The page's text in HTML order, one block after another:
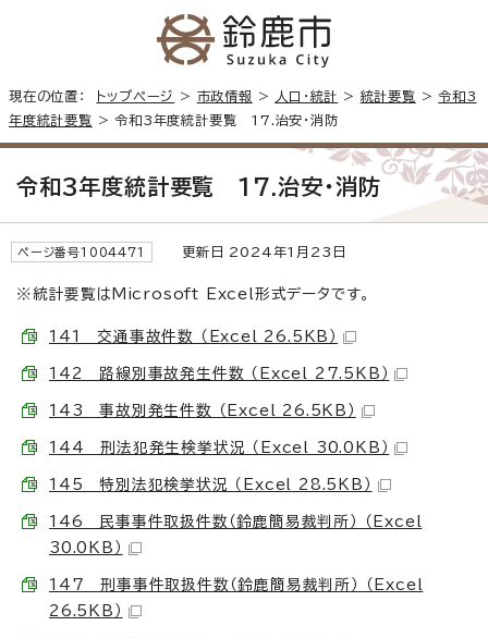
現在の位置： トップページ > 市政情報 > 人口・統計 > 統計要覧 >令和3
年度統計要覧 > 令和3年度統計要覧 17.治安・消防
令和3年度統計要覧 17.治安・消防
ページ番号1004471 更新日 2024年1月23日
※統計要覧はMicrosoft Excel形式データです。
141 交通事故件数 （Excel 26.5KB）
142 路線別事故発生件数 （Excel 27.5KB）
143 事故別発生件数 （Excel 26.5KB）
144 刑法犯発生検挙状況 （Excel 30.0KB）
145 特別法犯検挙状況 （Excel 28.5KB）
146 民事事件取扱件数（鈴鹿簡易裁判所） （Excel
30.0KB）
147 刑事事件取扱件数（鈴鹿簡易裁判所） （Excel
26.5KB）